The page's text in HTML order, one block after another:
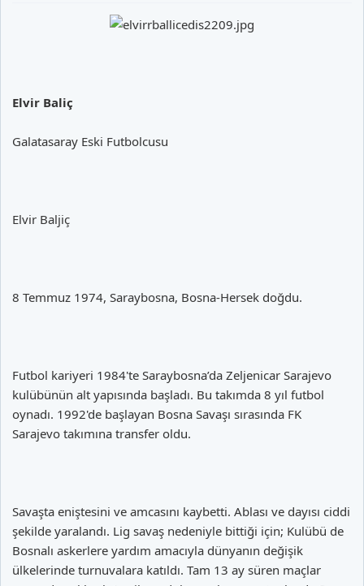
Elvir Baliç
Galatasaray Eski Futbolcusu
Elvir Baljiç
8 Temmuz 1974, Saraybosna, Bosna-Hersek doğdu.
Futbol kariyeri 1984'te Saraybosna’da Zeljenicar Sarajevo
kulübünün alt yapısında başladı. Bu takımda 8 yıl futbol
oynadı. 1992'de başlayan Bosna Savaşı sırasında FK
Sarajevo takımına transfer oldu.
Savaşta eniştesini ve amcasını kaybetti. Ablası ve dayısı ciddi
şekilde yaralandı. Lig savaş nedeniyle bittiği için; Kulübü de
Bosnalı askerlere yardım amacıyla dünyanın değişik
ülkelerinde turnuvalara katıldı. Tam 13 ay süren maçlar